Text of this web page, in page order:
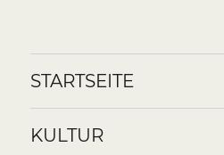
STARTSEITE
KULTUR